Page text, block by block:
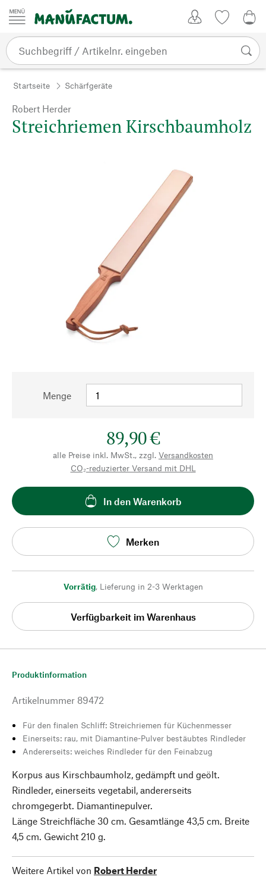
Zum Inhalt springen
Startseite Schärfgeräte
Robert Herder
Streichriemen Kirschbaumholz
Menge
89,90 €
alle Preise inkl. MwSt., zzgl. Versandkosten
CO₂-reduzierter Versand mit DHL
In den Warenkorb
Merken
Vorrätig, Lieferung in 2-3 Werktagen
Verfügbarkeit im Warenhaus
Produktinformation
Artikelnummer 89472
Für den finalen Schliff: Streichriemen für Küchenmesser
Einerseits: rau, mit Diamantine-Pulver bestäubtes Rindleder
Andererseits: weiches Rindleder für den Feinabzug
Korpus aus Kirschbaumholz, gedämpft und geölt.
Rindleder, einerseits vegetabil, andererseits
chromgegerbt. Diamantinepulver.
Länge Streichfläche 30 cm. Gesamtlänge 43,5 cm. Breite
4,5 cm. Gewicht 210 g.
Weitere Artikel von Robert Herder